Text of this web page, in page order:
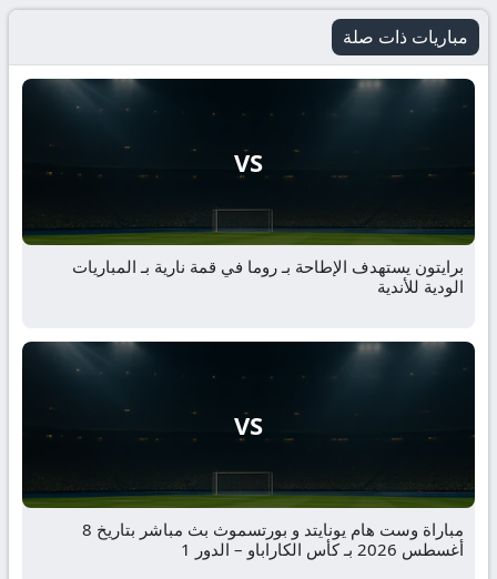
مباريات ذات صلة
VS
برايتون يستهدف الإطاحة بـ روما في قمة نارية بـ المباريات
الودية للأندية
VS
مباراة وست هام يونايتد و بورتسموث بث مباشر بتاريخ 8
أغسطس 2026 بـ كأس الكاراباو – الدور 1